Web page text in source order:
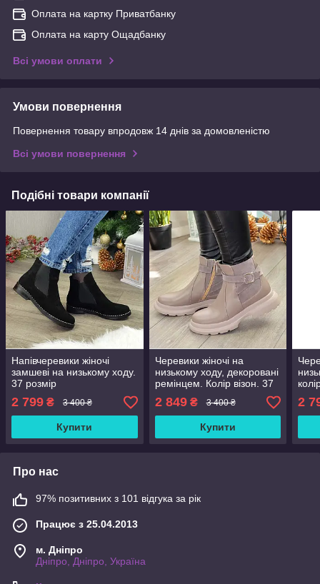
Оплата на картку Приватбанку
Оплата на карту Ощадбанку
Всі умови оплати
Умови повернення
Повернення товару впродовж 14 днів за домовленістю
Всі умови повернення
Подібні товари компанії
Напівчеревики жіночі
замшеві на низькому ходу.
37 розмір
2 799 ₴ 3 400 ₴
Купити
Черевики жіночі на
низькому ходу, декоровані
ремінцем. Колір візон. 37
2 849₴ 3 400 ₴
Купити
2
Про нас
97% позитивних з 101 відгука за рік
Працює з 25.04.2013
м. Дніпро
Дніпро, Дніпро, Україна